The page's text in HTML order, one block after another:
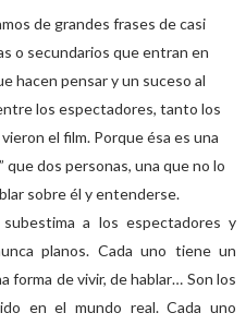
de grandes frases de casi
o secundarios que entran en
hacen pensar y un suceso al
los espectadores, tanto los
el film. Porque ésa es una
que dos personas, una que no lo
sobre él y entenderse.
a los espectadores y
planos. Cada uno tiene un
forma de vivir, de hablar… Son los
en el mundo real. Cada uno